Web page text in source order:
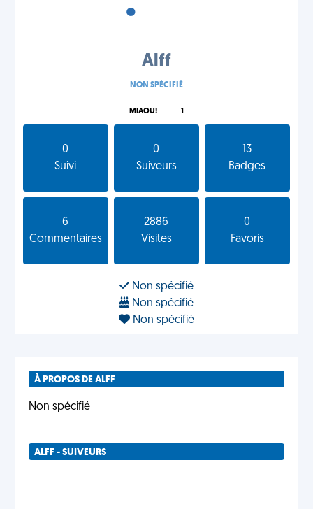
•
Alff
NON SPÉCIFIÉ
MIAOU! 1
0
Suivi
0
Suiveurs
13
Badges
6
Commentaires
2886
Visites
0
Favoris
Non spécifié
Non spécifié
Non spécifié
À PROPOS DE ALFF
Non spécifié
ALFF - SUIVEURS